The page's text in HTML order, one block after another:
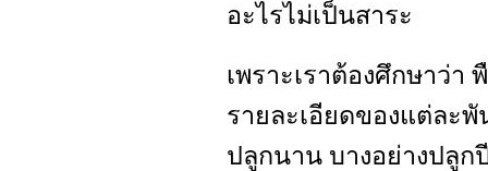
อะไรไม่เป็นสาระ
เพราะเราต้องศึกษาว่
รายละเอียดของแต่ละ
ปลูกนาน บางอย่างปลูก